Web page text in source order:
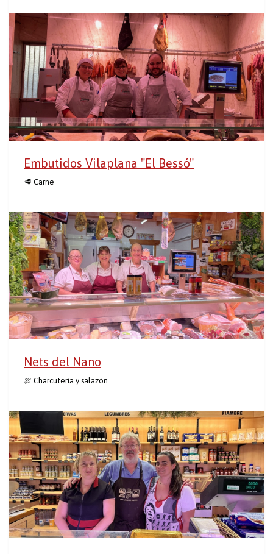
Embutidos Vilaplana "El Bessó"
🥩 Carne
Nets del Nano
🍖 Charcutería y salazón